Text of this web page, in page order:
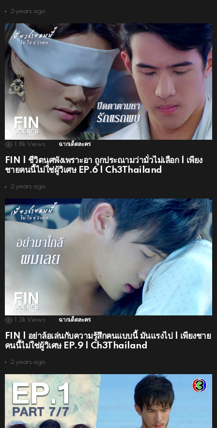
2 years ago
1.8k Views ฉากเด็ดละคร
FIN | ชีวิตนุศพังเพราะอา ถูกประณามว่ามั่วไม่เลือก | เพียง
ชายคนนี้ไม่ใช่ผู้วิเศษ EP.6 | Ch3Thailand
2 years ago
1.3k Views ฉากเด็ดละคร
FIN | อย่าล้อเล่นกับความรู้สึกคนแบบนี้ มันแรงไป | เพียงชาย
คนนี้ไม่ใช่ผู้วิเศษ EP.9 | Ch3Thailand
2 years ago